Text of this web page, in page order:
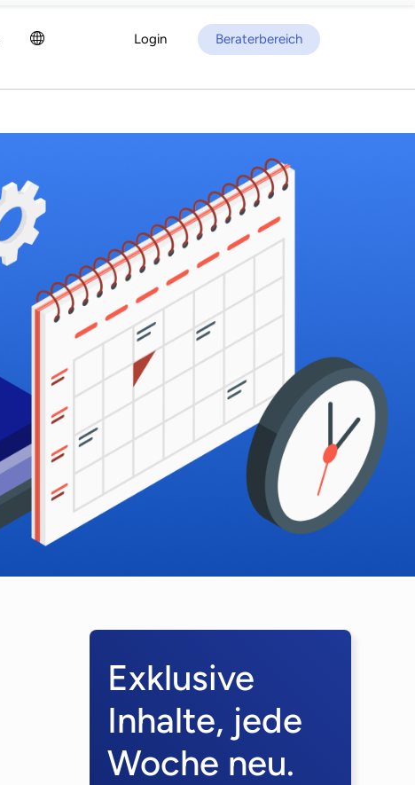
Login Beraterbereich
Exklusive
Inhalte, jede
Woche neu.